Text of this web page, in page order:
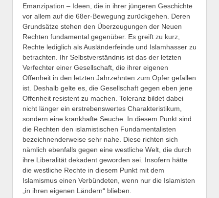
Emanzipation – Ideen, die in ihrer jüngeren Geschichte
vor allem auf die 68er-Bewegung zurückgehen. Deren
Grundsätze stehen den Überzeugungen der Neuen
Rechten fundamental gegenüber. Es greift zu kurz,
Rechte lediglich als Ausländerfeinde und Islamhasser zu
betrachten. Ihr Selbstverständnis ist das der letzten
Verfechter einer Gesellschaft, die ihrer eigenen
Offenheit in den letzten Jahrzehnten zum Opfer gefallen
ist. Deshalb gelte es, die Gesellschaft gegen eben jene
Offenheit resistent zu machen. Toleranz bildet dabei
nicht länger ein erstrebenswertes Charakteristikum,
sondern eine krankhafte Seuche. In diesem Punkt sind
die Rechten den islamistischen Fundamentalisten
bezeichnenderweise sehr nahe. Diese richten sich
nämlich ebenfalls gegen eine westliche Welt, die durch
ihre Liberalität dekadent geworden sei. Insofern hätte
die westliche Rechte in diesem Punkt mit dem
Islamismus einen Verbündeten, wenn nur die Islamisten
„in ihren eigenen Ländern“ blieben.